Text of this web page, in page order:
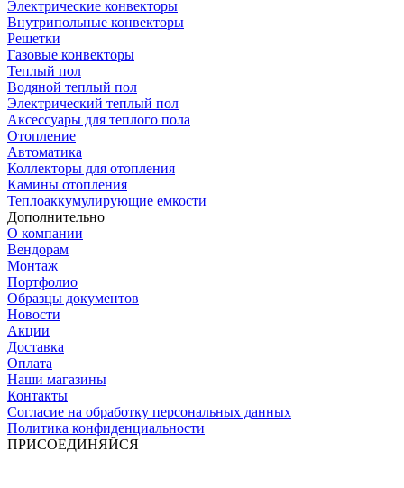
Электрические конвекторы
Внутрипольные конвекторы
Решетки
Газовые конвекторы
Теплый пол
Водяной теплый пол
Электрический теплый пол
Аксессуары для теплого пола
Отопление
Автоматика
Коллекторы для отопления
Камины отопления
Теплоаккумулирующие емкости
Дополнительно
О компании
Вендорам
Монтаж
Портфолио
Образцы документов
Новости
Акции
Доставка
Оплата
Наши магазины
Контакты
Согласие на обработку персональных данных
Политика конфиденциальности
ПРИСОЕДИНЯЙСЯ